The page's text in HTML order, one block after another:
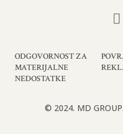
ODGOVORNOST ZA
MATERIJALNE
NEDOSTATKE
© 2024. MD